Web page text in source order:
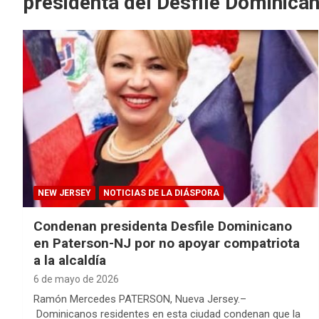
NEW JERSEY NOTICIAS DE LA DIÁSPORA
Condenan presidenta Desfile Dominicano
en Paterson-NJ por no apoyar compatriota
a la alcaldía
6 de mayo de 2026
Ramón Mercedes PATERSON, Nueva Jersey.–
Dominicanos residentes en esta ciudad condenan que la